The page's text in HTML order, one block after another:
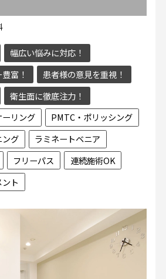
幅広い悩みに対応！
富！
患者様の意見を重視！
衛生面に徹底注力！
リング
PMTC・ポリッシング
ング
ラミネートベニア
フリーパス
連続施術OK
ト